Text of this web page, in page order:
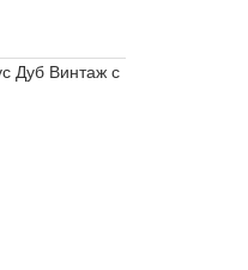
Дуб Винтаж с